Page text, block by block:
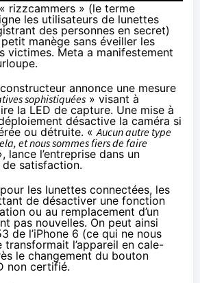
rizzcammers » (le terme
les utilisateurs de lunettes
des personnes en secret)
manège sans éveiller les
victimes. Meta a manifestement
constructeur annonce une mesure
sophistiquées » visant à
la LED de capture. Une mise à
désactive la caméra si
ou détruite. « Aucun autre type
et nous sommes fiers de faire
lance l’entreprise dans un
satisfaction.
les lunettes connectées, les
de désactiver une fonction
ou au remplacement d’un
pas nouvelles. On peut ainsi
de l’iPhone 6 (ce qui ne nous
transformait l’appareil en cale-
le changement du bouton
non certifié.